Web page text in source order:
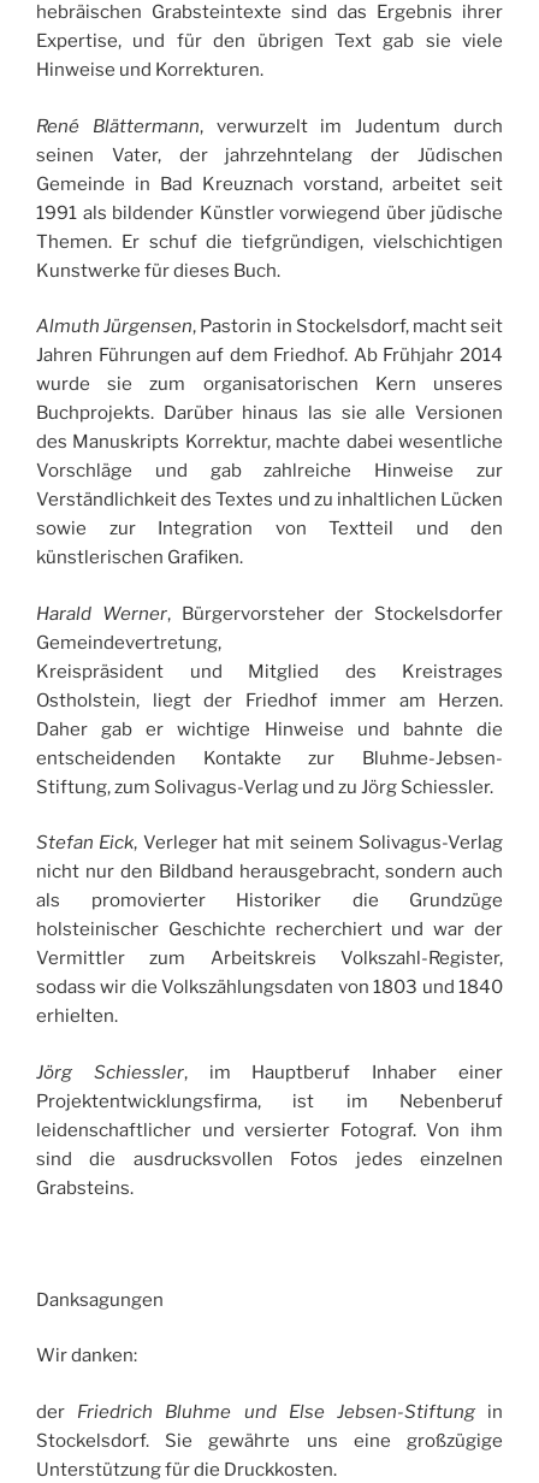
hebräischen Grabsteintexte sind das Ergebnis ihrer
Expertise, und für den übrigen Text gab sie viele
Hinweise und Korrekturen.
René Blättermann, verwurzelt im Judentum durch
seinen Vater, der jahrzehntelang der Jüdischen
Gemeinde in Bad Kreuznach vorstand, arbeitet seit
1991 als bildender Künstler vorwiegend über jüdische
Themen. Er schuf die tiefgründigen, vielschichtigen
Kunstwerke für dieses Buch.
Almuth Jürgensen, Pastorin in Stockelsdorf, macht seit
Jahren Führungen auf dem Friedhof. Ab Frühjahr 2014
wurde sie zum organisatorischen Kern unseres
Buchprojekts. Darüber hinaus las sie alle Versionen
des Manuskripts Korrektur, machte dabei wesentliche
Vorschläge und gab zahlreiche Hinweise zur
Verständlichkeit des Textes und zu inhaltlichen Lücken
sowie zur Integration von Textteil und den
künstlerischen Grafiken.
Harald Werner, Bürgervorsteher der Stockelsdorfer
Gemeindevertretung,
Kreispräsident und Mitglied des Kreistrages
Ostholstein, liegt der Friedhof immer am Herzen.
Daher gab er wichtige Hinweise und bahnte die
entscheidenden Kontakte zur Bluhme-Jebsen-
Stiftung, zum Solivagus-Verlag und zu Jörg Schiessler.
Stefan Eick, Verleger hat mit seinem Solivagus-Verlag
nicht nur den Bildband herausgebracht, sondern auch
als promovierter Historiker die Grundzüge
holsteinischer Geschichte recherchiert und war der
Vermittler zum Arbeitskreis Volkszahl-Register,
sodass wir die Volkszählungsdaten von 1803 und 1840
erhielten.
Jörg Schiessler, im Hauptberuf Inhaber einer
Projektentwicklungsfirma, ist im Nebenberuf
leidenschaftlicher und versierter Fotograf. Von ihm
sind die ausdrucksvollen Fotos jedes einzelnen
Grabsteins.
Danksagungen
Wir danken:
der Friedrich Bluhme und Else Jebsen-Stiftungin
Stockelsdorf. Sie gewährte uns eine großzügige
Unterstützung für die Druckkosten.